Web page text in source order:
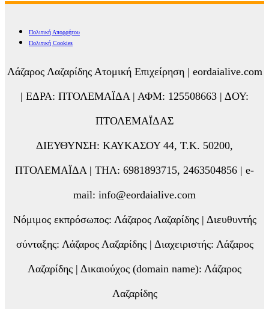
Πολιτική Απορρήτου
Πολιτική Cookies
Λάζαρος Λαζαρίδης Ατομική Επιχείρηση | eordaialive.com
| ΕΔΡΑ: ΠΤΟΛΕΜΑΪΔΑ | ΑΦΜ: 125508663 | ΔΟΥ:
ΠΤΟΛΕΜΑΪΔΑΣ
ΔΙΕΥΘΥΝΣΗ: ΚΑΥΚΑΣΟΥ 44, Τ.Κ. 50200,
ΠΤΟΛΕΜΑΪΔΑ | ΤΗΛ: 6981893715, 2463504856 | e-
mail: info@eordaialive.com
Νόμιμος εκπρόσωπος: Λάζαρος Λαζαρίδης | Διευθυντής
σύνταξης: Λάζαρος Λαζαρίδης | Διαχειριστής: Λάζαρος
Λαζαρίδης | Δικαιούχος (domain name): Λάζαρος
Λαζαρίδης